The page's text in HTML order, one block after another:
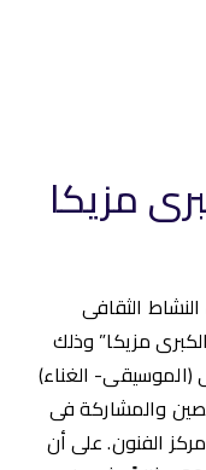
مزيكا
الثقافى
مزيكا” وذلك
الغناء)
والمشاركة فى
الفنون. على أن